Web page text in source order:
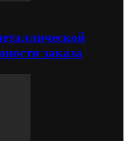
заказа